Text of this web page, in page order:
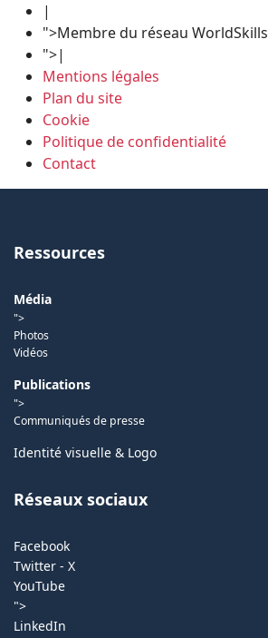
|
">Membre du réseau WorldSkills
">|
Mentions légales
Plan du site
Cookie
Politique de confidentialité
Contact
Ressources
Média
">
Photos
Vidéos
Publications
">
Communiqués de presse
Identité visuelle & Logo
Réseaux sociaux
Facebook
Twitter - X
YouTube
">
LinkedIn